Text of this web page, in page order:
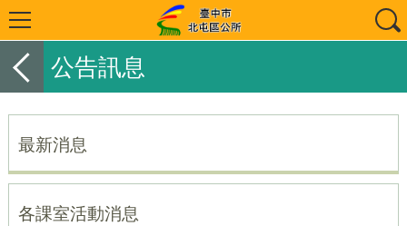
公告訊息
最新消息
各課室活動消息